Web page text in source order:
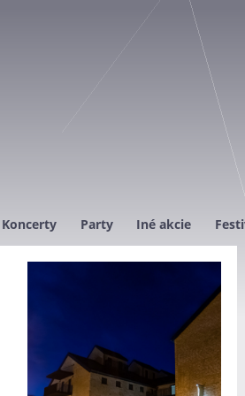
Koncerty Party Iné akcie